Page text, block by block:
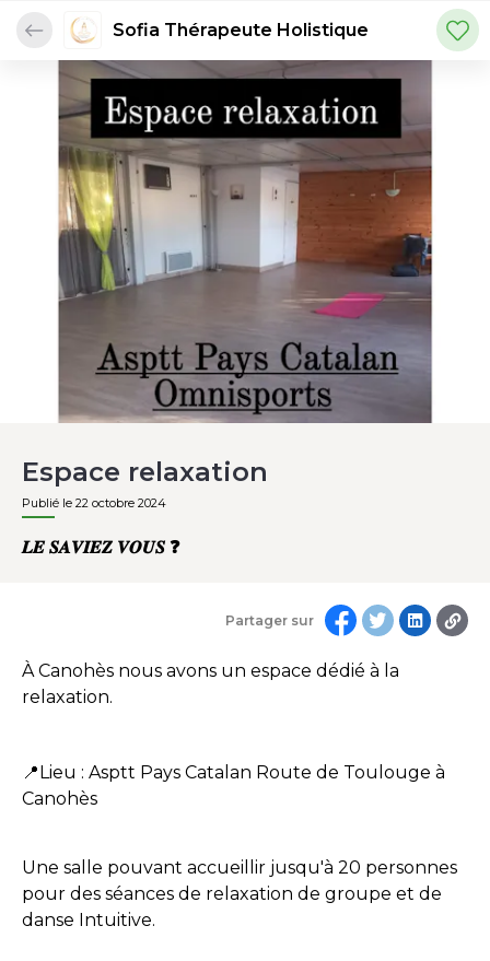
Sofia Thérapeute Holistique
Espace relaxation
Publié le 22 octobre 2024
Partager sur
𝑳𝑬 𝑺𝑨𝑽𝑰𝑬𝒁 𝑽𝑶𝑼𝑺 ❓️
À Canohès nous avons un espace dédié à la
relaxation.
📍Lieu : Asptt Pays Catalan Route de Toulouge à
Canohès
Une salle pouvant accueillir jusqu'à 20 personnes
pour des séances de relaxation de groupe et de
danse Intuitive.